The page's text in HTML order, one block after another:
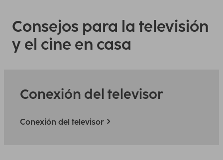
Consejos para la televisión
y el cine en casa
Conexión del televisor
Conexión del televisor